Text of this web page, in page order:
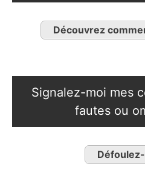
Découvrez
Signalez-moi mes
fautes ou